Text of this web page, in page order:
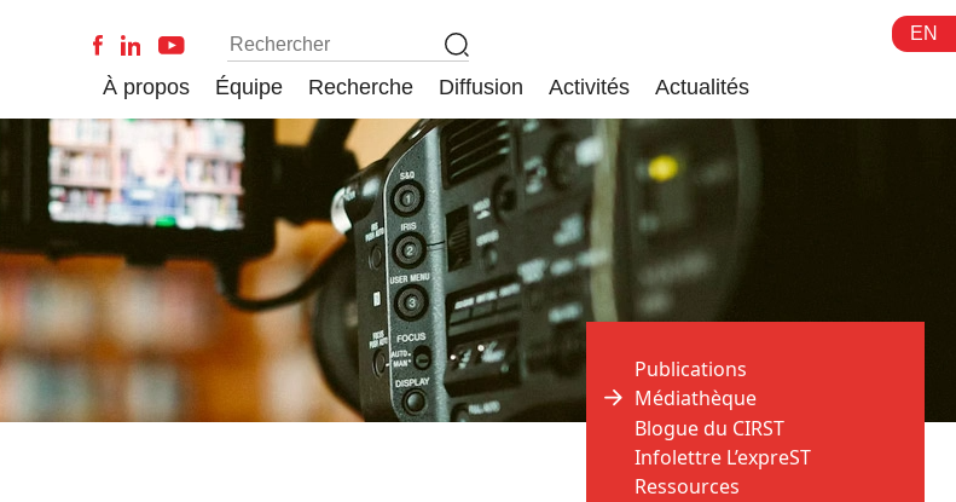
EN
À propos Équipe Recherche Diffusion Activités Actualités
Publications
Médiathèque
Blogue du CIRST
Infolettre L’expreST
Ressources